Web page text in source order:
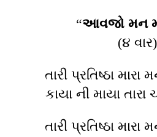
“આવજો મન
(૪ વાર)
તારી પ્રતિષ્ઠા મારા
કાયા ની માયા તારા
તારી પ્રતિષ્ઠા મારા